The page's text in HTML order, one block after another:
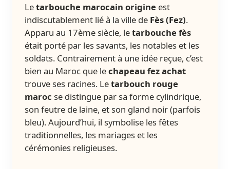
Letarbouche marocain origine est
indiscutablement lié à la ville de Fès (Fez).
Apparu au 17ème siècle, letarbouche fès
était porté par les savants, les notables et les
soldats. Contrairement à une idée reçue, c’est
bien au Maroc que lechapeau fez achat
trouve ses racines. Letarbouch rouge
maroc se distingue par sa forme cylindrique,
son feutre de laine, et son gland noir (parfois
bleu). Aujourd’hui, il symbolise les fêtes
traditionnelles, les mariages et les
cérémonies religieuses.